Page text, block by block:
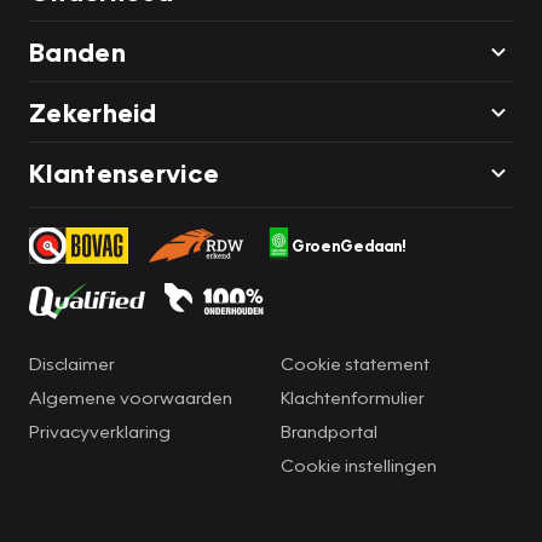
Banden
Zekerheid
Klantenservice
GroenGedaan!
Disclaimer
Algemene voorwaarden
Privacyverklaring
Cookie statement
Klachtenformulier
Brandportal
Cookie instellingen